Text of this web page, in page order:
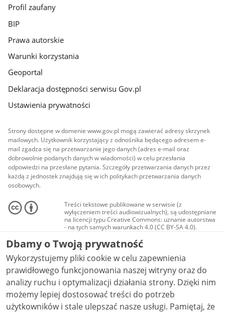
Profil zaufany
BIP
Prawa autorskie
Warunki korzystania
Geoportal
Deklaracja dostępności serwisu Gov.pl
Ustawienia prywatności
Strony dostępne w domenie www.gov.pl mogą zawierać adresy skrzynek
mailowych. Użytkownik korzystający z odnośnika będącego adresem e-
mail zgadza się na przetwarzanie jego danych (adres e-mail oraz
dobrowolnie podanych danych w wiadomości) w celu przesłania
odpowiedzi na przesłane pytania. Szczegóły przetwarzania danych przez
każdą z jednostek znajdują się w ich politykach przetwarzania danych
osobowych.
Treści tekstowe publikowane w serwisie (z
wyłączeniem treści audiowizualnych), są udostępniane
na licencji typu Creative Commons: uznanie autorstwa
- na tych samych warunkach 4.0 (CC BY-SA 4.0).
Materiały audiowizualne, w tym zdjęcia, materiały
audio i wideo, są udostępniane na licencji typu
Creative Commons: uznanie autorstwa użycie
niekomercyjne - bez utworów zależnych 4.0 (CC BY-
NC-ND 4.0), o ile nie jest to stwierdzone inaczej.
Dbamy o Twoją prywatność
Wykorzystujemy pliki cookie w celu zapewnienia
prawidłowego funkcjonowania naszej witryny oraz do
analizy ruchu i optymalizacji działania strony. Dzięki nim
możemy lepiej dostosować treści do potrzeb
użytkowników i stale ulepszać nasze usługi. Pamiętaj, że